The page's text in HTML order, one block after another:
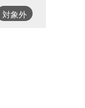
対象外